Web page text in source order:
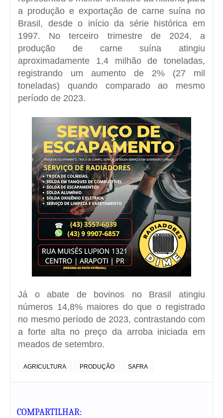
a produção e exportação de carne suína no
Brasil, desde o início da série histórica em
1997. No terceiro trimestre de 2024, a
produção de carne suína atingiu
aproximadamente 1,4 milhão de toneladas,
registrando um aumento de 2% (27 mil
toneladas) quando comparado ao mesmo
período de 2023.
Já o abate de bovinos no Brasil atingiu
números 14,8% maiores do que o registrado
no mesmo período de 2023, contrastando com
a forte alta no preço da arroba iniciada em
meados de setembro.
AGRICULTURA PRODUÇÃO SAFRA
COMPARTILHAR: